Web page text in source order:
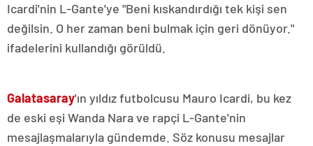
Icardi'nin L-Gante'ye "Beni kıskandırdığı tek kişi sen
değilsin. O her zaman beni bulmak için geri dönüyor."
ifadelerini kullandığı görüldü.
Galatasaray'ın yıldız futbolcusu Mauro Icardi, bu kez
de eski eşi Wanda Nara ve rapçi L-Gante'nin
mesajlaşmalarıyla gündemde. Söz konusu mesajlar